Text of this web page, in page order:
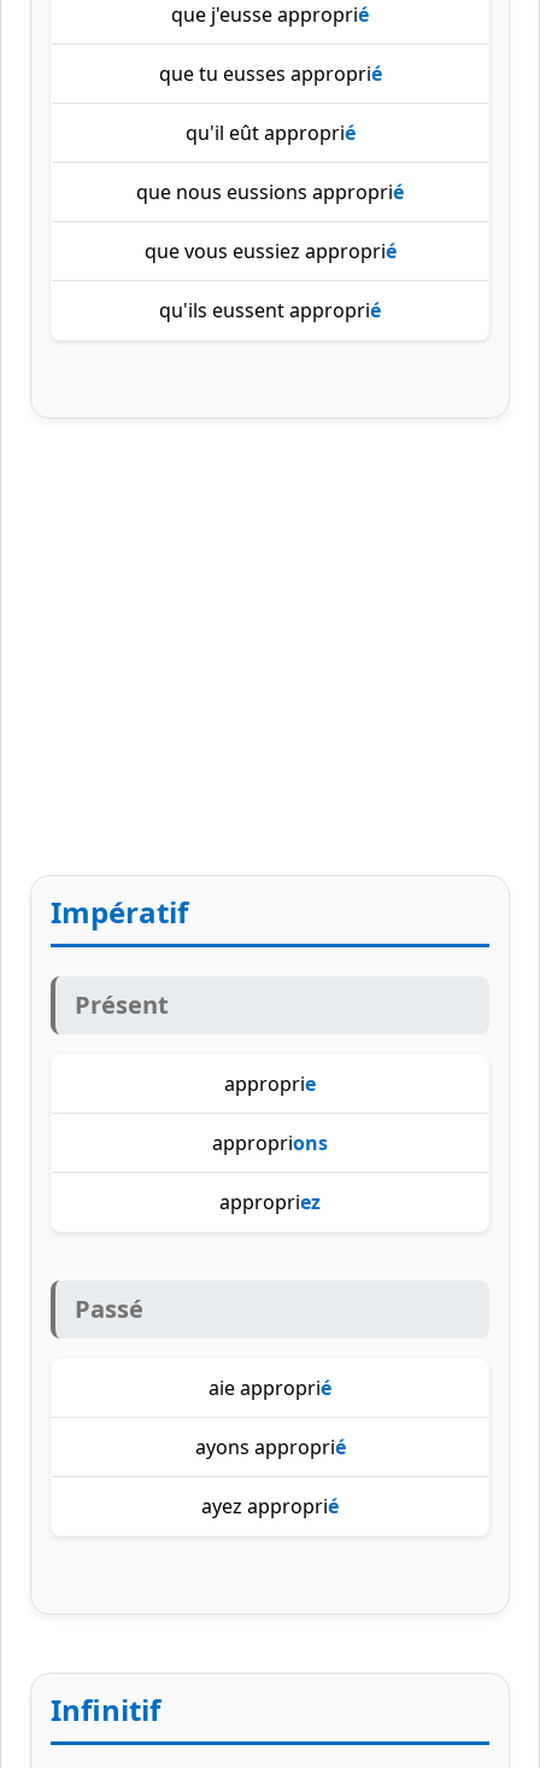
que j'eusse approprié
que tu eusses approprié
qu'il eût approprié
que nous eussions approprié
que vous eussiez approprié
qu'ils eussent approprié
Impératif
Présent
approprie
approprions
appropriez
Passé
aie approprié
ayons approprié
ayez approprié
Infinitif